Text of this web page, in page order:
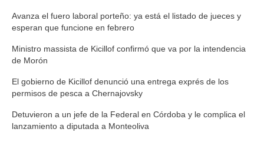
Avanza el fuero laboral porteño: ya está el listado de jueces y
esperan que funcione en febrero
Ministro massista de Kicillof confirmó que va por la intendencia
de Morón
El gobierno de Kicillof denunció una entrega exprés de los
permisos de pesca a Chernajovsky
Detuvieron a un jefe de la Federal en Córdoba y le complica el
lanzamiento a diputada a Monteoliva